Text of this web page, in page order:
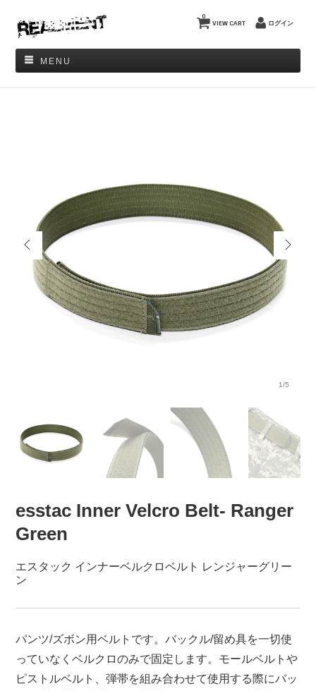
VIEW CART
0
ログイン
MENU
1/5
esstac Inner Velcro Belt- Ranger
Green
エスタック インナーベルクロベルト レンジャーグリー
ン
パンツ/ズボン用ベルトです。バックル/留め具を一切使
っていなくベルクロのみで固定します。モールベルトや
ピストルベルト、弾帯を組み合わせて使用する際にバッ